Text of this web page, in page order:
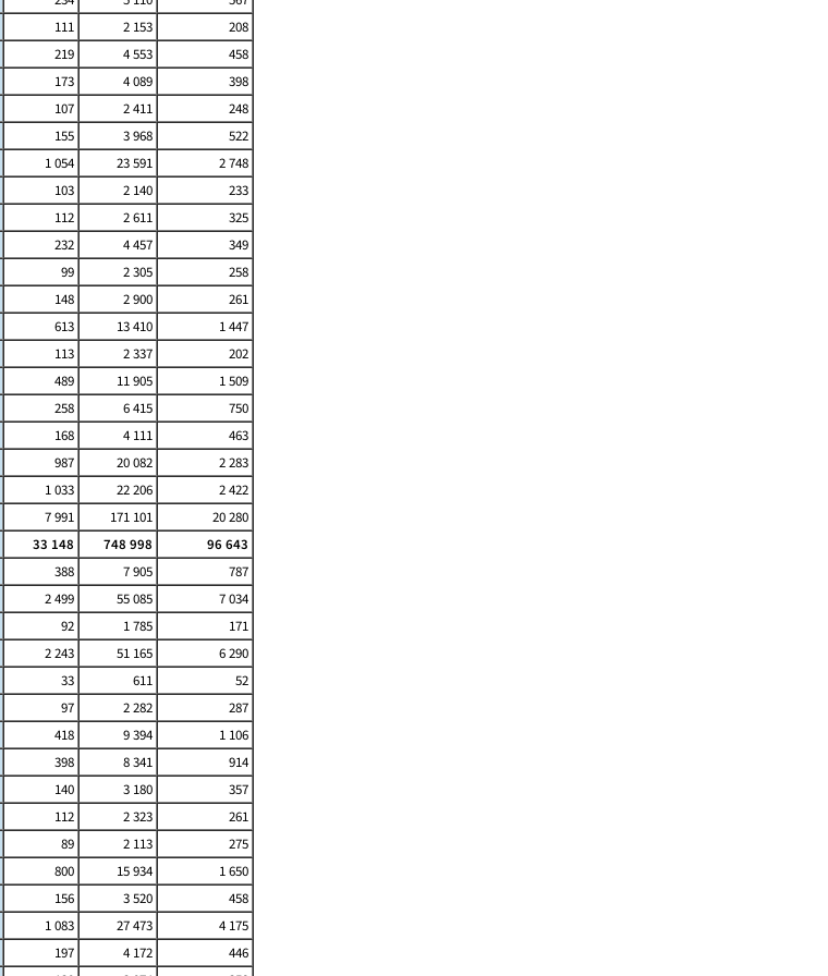
111 2 153
208
219 4 553
458
173 4 089
398
107 2 411
248
155 3 968
522
1 054 23 591
2 748
103 2 140
233
112 2 611
325
232 4 457
349
99 2 305
258
148 2 900
261
613 13 410
1 447
113 2 337
202
489 11 905
1 509
258 6 415
750
168 4 111
463
987 20 082
2 283
1 033 22 206
2 422
7 991 171 101
20 280
33 148 748 998
96 643
388 7 905
787
2 499 55 085
7 034
92 1 785
171
2 243 51 165
6 290
33 611
52
97 2 282
287
418 9 394
1 106
398 8 341
914
140 3 180
357
112 2 323
261
89 2 113
275
800 15 934
1 650
156 3 520
458
1 083 27 473
4 175
197 4 172
446